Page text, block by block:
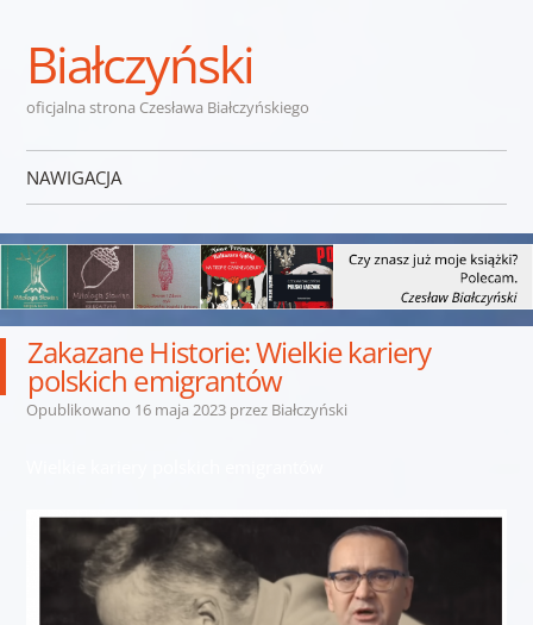
Białczyński
oficjalna strona Czesława Białczyńskiego
NAWIGACJA
Zakazane Historie: Wielkie kariery
polskich emigrantów
Opublikowano 16 maja 2023przez Białczyński